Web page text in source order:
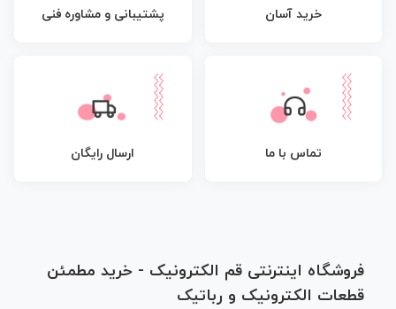
خرید آسان پشتیبانی و مشاوره فنی
تماس با ما ارسال رایگان
فروشگاه اینترنتی قم الکترونیک - خرید مطمئن
قطعات الکترونیک و رباتیک